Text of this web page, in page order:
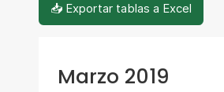
📥 Exportar tablas a Excel
Marzo 2019